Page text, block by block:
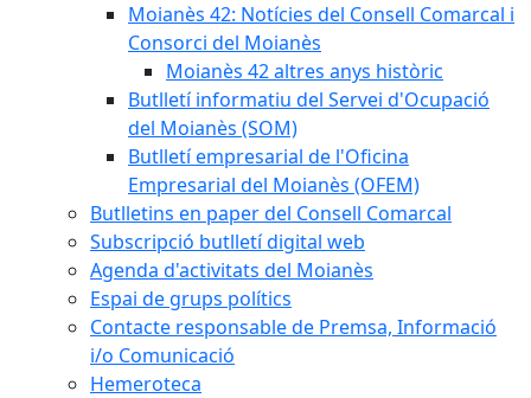
Moianès 42: Notícies del Consell Comarcal i
Consorci del Moianès
Moianès 42 altres anys històric
Butlletí informatiu del Servei d'Ocupació
del Moianès (SOM)
Butlletí empresarial de l'Oficina
Empresarial del Moianès (OFEM)
Butlletins en paper del Consell Comarcal
Subscripció butlletí digital web
Agenda d'activitats del Moianès
Espai de grups polítics
Contacte responsable de Premsa, Informació
i/o Comunicació
Hemeroteca